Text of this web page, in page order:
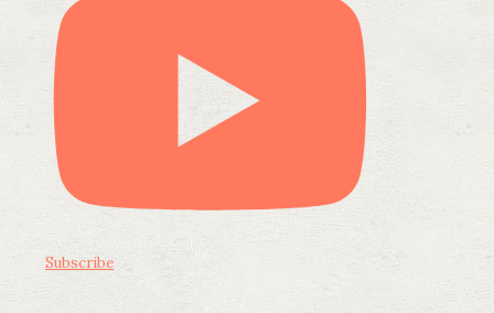
Subscribe